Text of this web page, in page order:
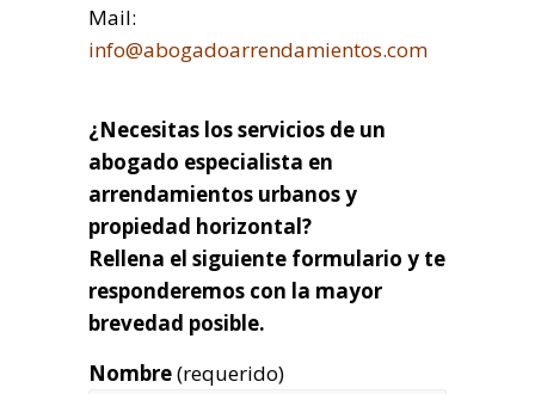
Mail:
info@abogadoarrendamientos.com
¿Necesitas los servicios de un
abogado especialista en
arrendamientos urbanos y
propiedad horizontal?
Rellena el siguiente formulario y te
responderemos con la mayor
brevedad posible.
Nombre(requerido)